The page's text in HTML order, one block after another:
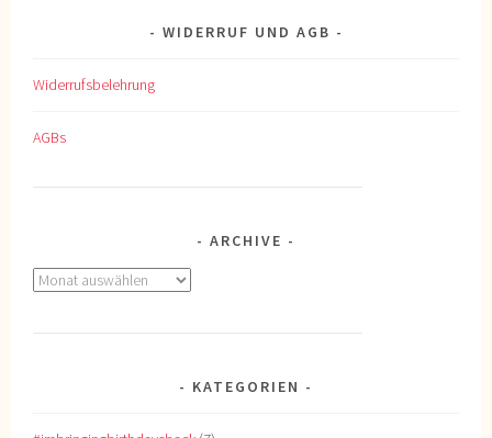
WIDERRUF UND AGB
Widerrufsbelehrung
AGBs
ARCHIVE
Archive
KATEGORIEN